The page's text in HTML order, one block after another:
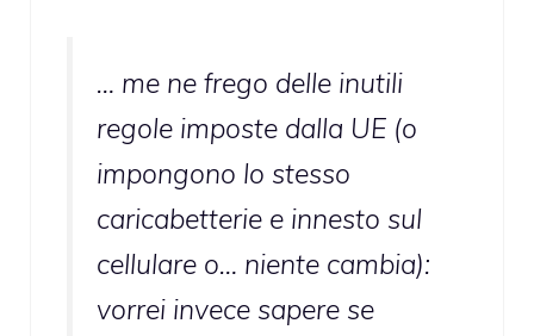
… me ne frego delle inutili
regole imposte dalla UE (o
impongono lo stesso
caricabetterie e innesto sul
cellulare o… niente cambia):
vorrei invece sapere se